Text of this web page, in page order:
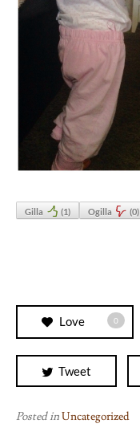
Gilla (1) Ogilla (0)
Love 0
Tweet
Posted inUncategorized